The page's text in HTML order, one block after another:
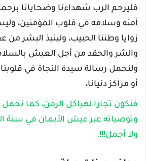
فليرحم الرب شهداءنا وضحايانا
أمنه وسلامه في قلوب المؤمنين،
زوايا وطننا الحبيب، ولينبذ البشر من
والشر والحقد من أجل العيش
ولنحمل رسالة سيدة النجاة في
أو مراكز دنيانا،
فنكون تجارا لهياكل الزمن، كما نحمل
وتوصياته عبر عيش الأيمان في سنة
ولا أجمل!!!.